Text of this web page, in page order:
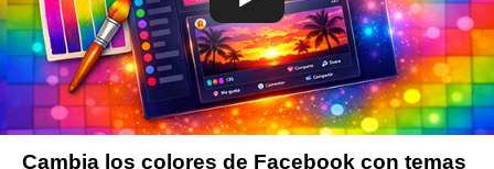
Cambia los colores de Facebook con temas